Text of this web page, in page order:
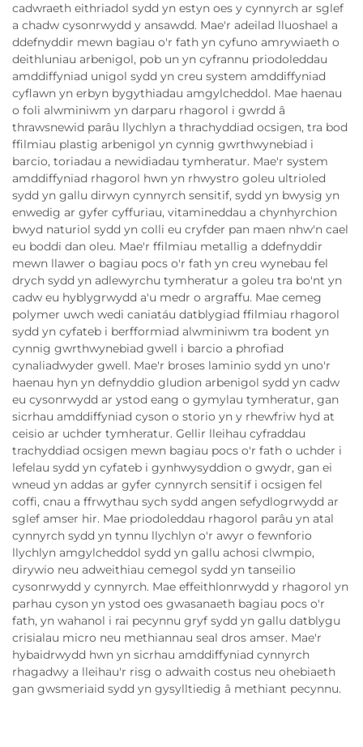
cadwraeth eithriadol sydd yn estyn oes y cynnyrch ar sglef
a chadw cysonrwydd y ansawdd. Mae'r adeilad lluoshael a
ddefnyddir mewn bagiau o'r fath yn cyfuno amrywiaeth o
deithluniau arbenigol, pob un yn cyfrannu priodoleddau
amddiffyniad unigol sydd yn creu system amddiffyniad
cyflawn yn erbyn bygythiadau amgylcheddol. Mae haenau
o foli alwminiwm yn darparu rhagorol i gwrdd â
thrawsnewid parâu llychlyn a thrachyddiad ocsigen, tra bod
ffilmiau plastig arbenigol yn cynnig gwrthwynebiad i
barcio, toriadau a newidiadau tymheratur. Mae'r system
amddiffyniad rhagorol hwn yn rhwystro goleu ultrioled
sydd yn gallu dirwyn cynnyrch sensitif, sydd yn bwysig yn
enwedig ar gyfer cyffuriau, vitamineddau a chynhyrchion
bwyd naturiol sydd yn colli eu cryfder pan maen nhw'n cael
eu boddi dan oleu. Mae'r ffilmiau metallig a ddefnyddir
mewn llawer o bagiau pocs o'r fath yn creu wynebau fel
drych sydd yn adlewyrchu tymheratur a goleu tra bo'nt yn
cadw eu hyblygrwydd a'u medr o argraffu. Mae cemeg
polymer uwch wedi caniatáu datblygiad ffilmiau rhagorol
sydd yn cyfateb i berfformiad alwminiwm tra bodent yn
cynnig gwrthwynebiad gwell i barcio a phrofiad
cynaliadwyder gwell. Mae'r broses laminio sydd yn uno'r
haenau hyn yn defnyddio gludion arbenigol sydd yn cadw
eu cysonrwydd ar ystod eang o gymylau tymheratur, gan
sicrhau amddiffyniad cyson o storio yn y rhewfriw hyd at
ceisio ar uchder tymheratur. Gellir lleihau cyfraddau
trachyddiad ocsigen mewn bagiau pocs o'r fath o uchder i
lefelau sydd yn cyfateb i gynhwysyddion o gwydr, gan ei
wneud yn addas ar gyfer cynnyrch sensitif i ocsigen fel
coffi, cnau a ffrwythau sych sydd angen sefydlogrwydd ar
sglef amser hir. Mae priodoleddau rhagorol parâu yn atal
cynnyrch sydd yn tynnu llychlyn o'r awyr o fewnforio
llychlyn amgylcheddol sydd yn gallu achosi clwmpio,
dirywio neu adweithiau cemegol sydd yn tanseilio
cysonrwydd y cynnyrch. Mae effeithlonrwydd y rhagorol yn
parhau cyson yn ystod oes gwasanaeth bagiau pocs o'r
fath, yn wahanol i rai pecynnu gryf sydd yn gallu datblygu
crisialau micro neu methiannau seal dros amser. Mae'r
hybaidrwydd hwn yn sicrhau amddiffyniad cynnyrch
rhagadwy a lleihau'r risg o adwaith costus neu ohebiaeth
gan gwsmeriaid sydd yn gysylltiedig â methiant pecynnu.